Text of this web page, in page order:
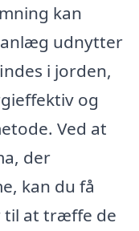
kan
udnytter
i jorden,
og
Ved at
der
kan du få
til at træffe de